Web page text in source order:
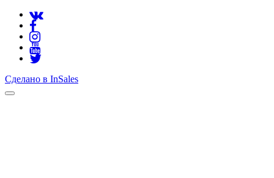
Сделано в InSales